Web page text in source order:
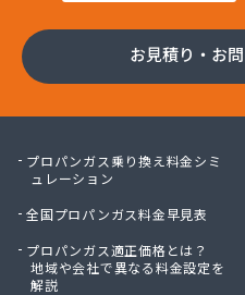
川本プロパン
大竹プロパン瓦斯株式会
大陽日酸エネルギー株
大陽日酸エネルギー株式
大陽日酸株式会社 中四国
池田液化ガス株式会社
お見積り・お
プロパンガス乗り換え料金シミ
ュレーション
全国プロパンガス料金早見表
プロパンガス適正価格とは？
地域や会社で異なる料金設定を
解説